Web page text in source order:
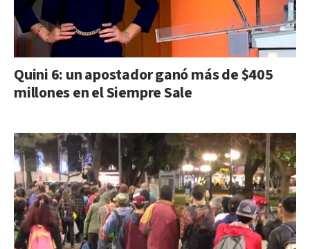
Quini 6: un apostador ganó más de $405
millones en el Siempre Sale